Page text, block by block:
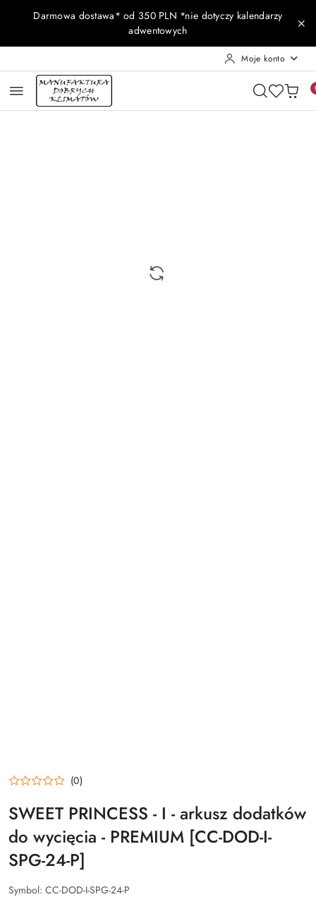
Przejdź do treści głównej
Przejdź do wyszukiwarki
Przejdź do moje konto
Przejdź do menu głównego
Przejdź do opisu produktu
Przejdź do stopki
Darmowa dostawa* od 350 PLN *nie dotyczy kalendarzy
adwentowych
Moje konto
(0)
SWEET PRINCESS - I - arkusz dodatków
do wycięcia - PREMIUM [CC-DOD-I-
SPG-24-P]
Symbol: CC-DOD-I-SPG-24-P